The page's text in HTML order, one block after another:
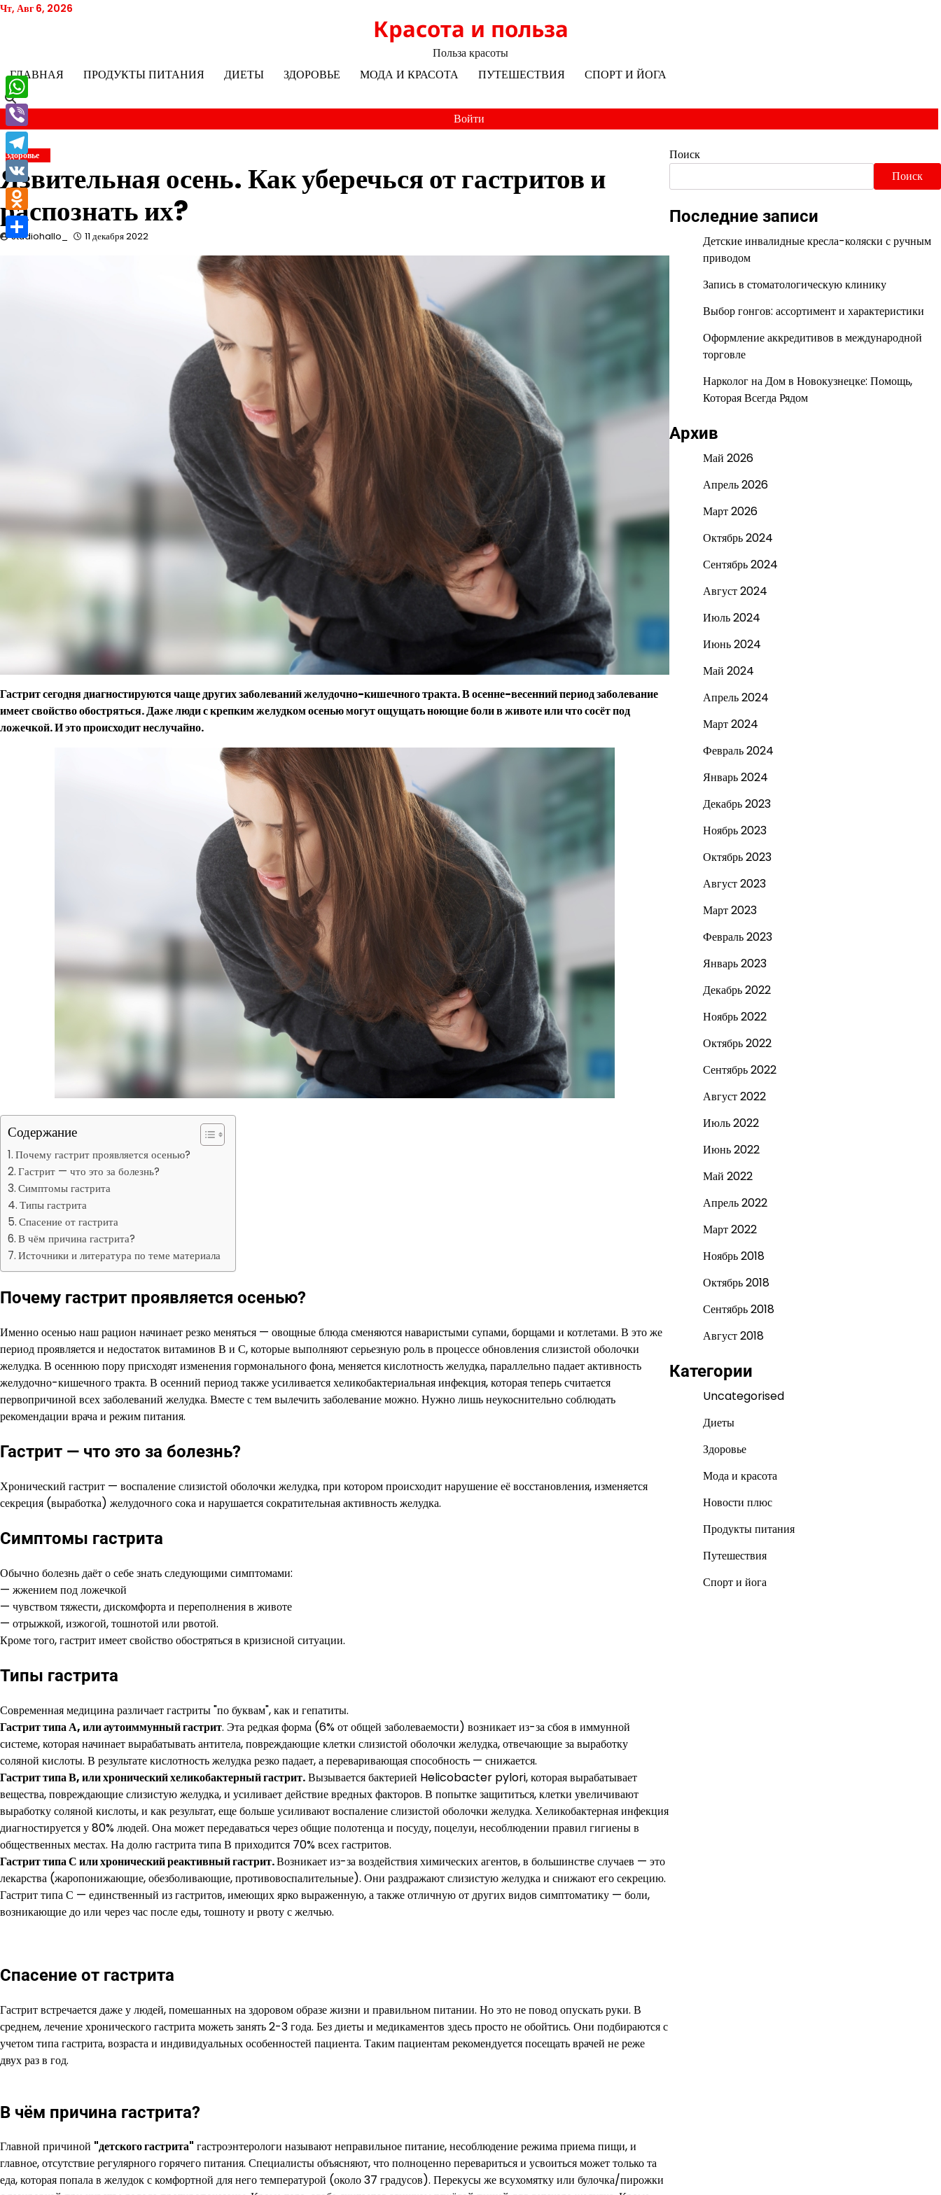
Перейти
Чт, Авг 6, 2026
Красота и польза
Польза красоты
ГЛАВНАЯ
ПРОДУКТЫ ПИТАНИЯ ДИЕТЫ ЗДОРОВЬЕ МОДА И КРАСОТА ПУТЕШЕСТВИЯ СПОРТ И ЙОГА
Войти
Здоровье
Язвительная осень. Как уберечься от гастритов и
распознать их?
studiohallo_ 11 декабря 2022
Гастрит сегодня диагностируются чаще других заболеваний желудочно-кишечного тракта. В осенне-весенний период заболевание
имеет свойство обостряться. Даже люди с крепким желудком осенью могут ощущать ноющие боли в животе или что сосёт под
ложечкой. И это происходит неслучайно.
Содержание
Почему гастрит проявляется осенью?
Гастрит — что это за болезнь?
Симптомы гастрита
Типы гастрита
Спасение от гастрита
В чём причина гастрита?
Источники и литература по теме материала
Почему гастрит проявляется осенью?
Именно осенью наш рацион начинает резко меняться — овощные блюда сменяются наваристыми супами, борщами и котлетами. В это же
период проявляется и недостаток витаминов В и С, которые выполняют серьезную роль в процессе обновления слизистой оболочки
желудка. В осеннюю пору присходят изменения гормонального фона, меняется кислотность желудка, параллельно падает активность
желудочно-кишечного тракта. В осенний период также усиливается хеликобактериальная инфекция, которая теперь считается
первопричиной всех заболеваний желудка. Вместе с тем вылечить заболевание можно. Нужно лишь неукоснительно соблюдать
рекомендации врача и режим питания.
Гастрит — что это за болезнь?
Хронический гастрит — воспаление слизистой оболочки желудка, при котором происходит нарушение её восстановления, изменяется
секреция (выработка) желудочного сока и нарушается сократительная активность желудка.
Симптомы гастрита
Обычно болезнь даёт о себе знать следующими симптомами:
— жжением под ложечкой
— чувством тяжести, дискомфорта и переполнения в животе
— отрыжкой, изжогой, тошнотой или рвотой.
Кроме того, гастрит имеет свойство обостряться в кризисной ситуации.
Типы гастрита
Современная медицина различает гастриты "по буквам", как и гепатиты.
Гастрит типа А, или аутоиммунный гастрит. Эта редкая форма (6% от общей заболеваемости) возникает из-за сбоя в иммунной
системе, которая начинает вырабатывать антитела, повреждающие клетки слизистой оболочки желудка, отвечающие за выработку
соляной кислоты. В результате кислотность желудка резко падает, а переваривающая способность — снижается.
Гастрит типа В, или хронический хеликобактерный гастрит.Вызывается бактерией Helicobacter pylori, которая вырабатывает
вещества, повреждающие слизистую желудка, и усиливает действие вредных факторов. В попытке защититься, клетки увеличивают
выработку соляной кислоты, и как результат, еще больше усиливают воспаление слизистой оболочки желудка. Хеликобактерная инфекция
диагностируется у 80% людей. Она может передаваться через общие полотенца и посуду, поцелуи, несоблюдении правил гигиены в
общественных местах. На долю гастрита типа В приходится 70% всех гастритов.
Гастрит типа С или хронический реактивный гастрит.Возникает из-за воздействия химических агентов, в большинстве случаев — это
лекарства (жаропонижающие, обезболивающие, противовоспалительные). Они раздражают слизистую желудка и снижают его секрецию.
Гастрит типа С — единственный из гастритов, имеющих ярко выраженную, а также отличную от других видов симптоматику — боли,
возникающие до или через час после еды, тошноту и рвоту с желчью.
Спасение от гастрита
Гастрит встречается даже у людей, помешанных на здоровом образе жизни и правильном питании. Но это не повод опускать руки. В
среднем, лечение хронического гастрита можеть занять 2-3 года. Без диеты и медикаментов здесь просто не обойтись. Они подбираются с
учетом типа гастрита, возраста и индивидуальных особенностей пациента. Таким пациентам рекомендуется посещать врачей не реже
двух раз в год.
В чём причина гастрита?
Главной причиной "детского гастрита" гастроэнтерологи называют неправильное питание, несоблюдение режима приема пищи, и
главное, отсутствие регулярного горячего питания. Специалисты объясняют, что полноценно перевариться и усвоиться может только та
еда, которая попала в желудок с комфортной для него температурой (около 37 градусов). Перекусы же всухомятку или булочка/пирожки
Поиск
Поиск
Последние записи
Детские инвалидные кресла-коляски с ручным
приводом
Запись в стоматологическую клинику
Выбор гонгов: ассортимент и характеристики
Оформление аккредитивов в международной
торговле
Нарколог на Дом в Новокузнецке: Помощь,
Которая Всегда Рядом
Архив
Май 2026
Апрель 2026
Март 2026
Октябрь 2024
Сентябрь 2024
Август 2024
Июль 2024
Июнь 2024
Май 2024
Апрель 2024
Март 2024
Февраль 2024
Январь 2024
Декабрь 2023
Ноябрь 2023
Октябрь 2023
Август 2023
Март 2023
Февраль 2023
Январь 2023
Декабрь 2022
Ноябрь 2022
Октябрь 2022
Сентябрь 2022
Август 2022
Июль 2022
Июнь 2022
Май 2022
Апрель 2022
Март 2022
Ноябрь 2018
Октябрь 2018
Сентябрь 2018
Август 2018
Категории
Uncategorised
Диеты
Здоровье
Мода и красота
Новости плюс
Продукты питания
Путешествия
Спорт и йога
WhatsApp
Viber
Telegram
VK
Odnoklassniki